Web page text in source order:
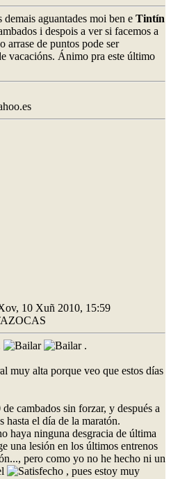
demais aguantades moi ben e Tintín
i despois a ver si facemos a
arrase de puntos pode ser
vacacións. Ánimo pra este último
10 Xuñ 2010, 15:59
.
muy alta porque veo que estos días
cambados sin forzar, y después a
hasta el día de la maratón.
haya ninguna desgracia de última
una lesión en los últimos entrenos
pero como yo no he hecho ni un
, pues estoy muy